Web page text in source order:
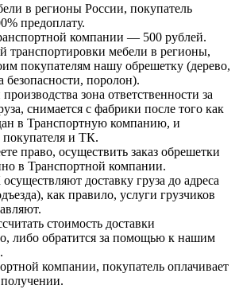
в регионы России, покупатель
предоплату.
компании — 500 рублей.
транспортировки мебели в регионы,
покупателям нашу обрешетку (дерево,
безопасности, поролон).
зона ответственности за
снимается с фабрики после того как
в Транспортную компанию, и
покупателя и ТК.
право, осуществить заказ обрешетки
в Транспортной компании.
доставку груза до адреса
как правило, услуги грузчиков
стоимость доставки
либо обратится за помощью к нашим
компании, покупатель оплачивает